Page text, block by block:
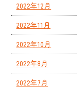
2022年12月
2022年11月
2022年10月
2022年8月
2022年7月